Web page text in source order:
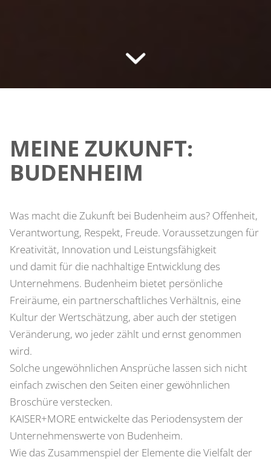
MEINE ZUKUNFT:
BUDENHEIM
Was macht die Zukunft bei Budenheim aus? Offenheit,
Verantwortung, Respekt, Freude. Voraussetzungen für
Kreativität, Innovation und Leistungsfähigkeit
und damit für die nachhaltige Entwicklung des
Unternehmens. Budenheim bietet persönliche
Freiräume, ein partnerschaftliches Verhältnis, eine
Kultur der Wertschätzung, aber auch der stetigen
Veränderung, wo jeder zählt und ernst genommen
wird.
Solche ungewöhnlichen Ansprüche lassen sich nicht
einfach zwischen den Seiten einer gewöhnlichen
Broschüre verstecken.
KAISER+MORE entwickelte das Periodensystem der
Unternehmenswerte von Budenheim.
Wie das Zusammenspiel der Elemente die Vielfalt der